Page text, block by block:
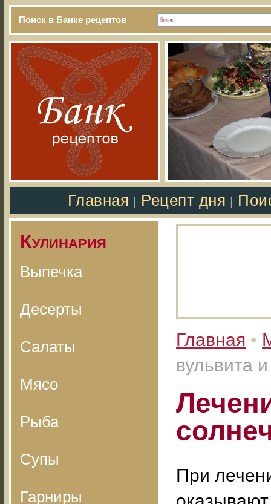
Поиск в Банке рецептов
Главная Рецепт дня
Кулинария
Выпечка
Десерты
Салаты
Мясо
Рыба
Супы
Гарниры
Главная •
вульвита
При